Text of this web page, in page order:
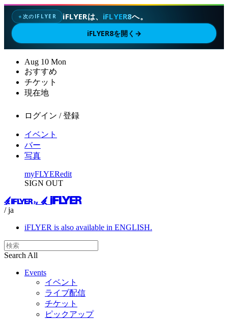
✦次のIFLYER iFLYERは、 iFLYER8へ。
iFLYER8を開く →
Aug 10 Mon
おすすめ
チケット
現在地
ログイン / 登録
イベント
バー
写真
myFLYERedit
SIGN OUT
/ ja
iFLYER is also available in ENGLISH.
Search All
Events
イベント
ライブ配信
チケット
ピックアップ